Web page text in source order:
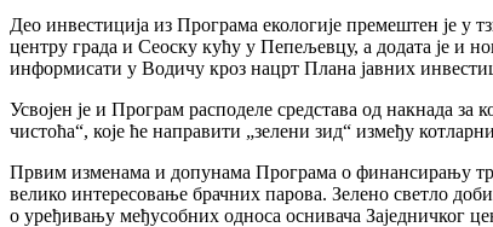
Део инвестиција из Програма екологије премештен је у
центру града и Сеоску кућу у Пепељевцу, а додата је и
информисати у Водичу кроз нацрт Плана јавних
Усвојен је и Програм расподеле средстава од накнада
чистоћа“, које ће направити „зелени зид“ између
Првим изменама и допунама Програма о финансирању
велико интересовање брачних парова. Зелено светло
о уређивању међусобних односа оснивача Заједничког